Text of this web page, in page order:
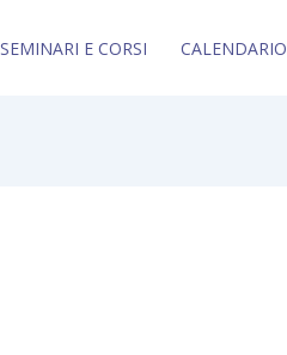
SEMINARI E CORSI CALENDARIO